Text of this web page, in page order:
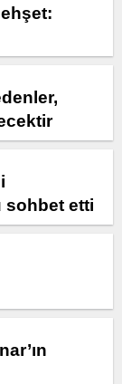
sohbet etti